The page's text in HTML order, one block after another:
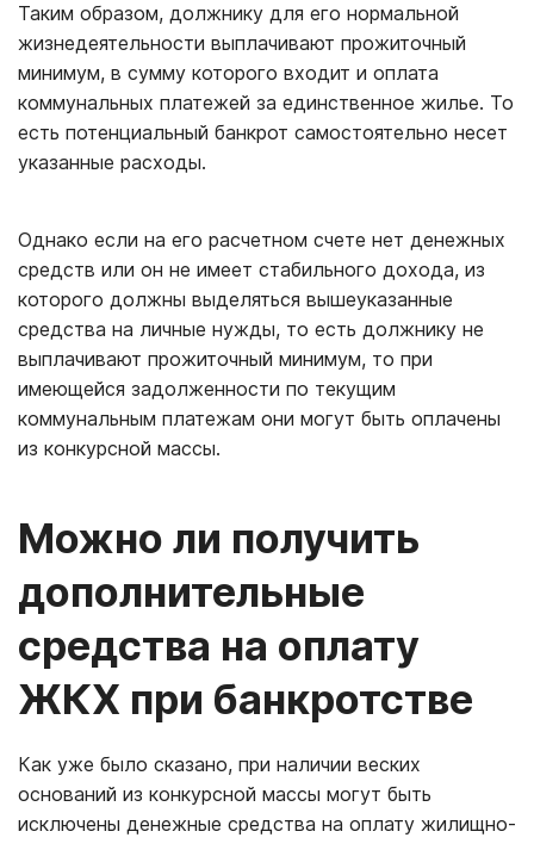
Таким образом, должнику для его нормальной
жизнедеятельности выплачивают прожиточный
минимум, в сумму которого входит и оплата
коммунальных платежей за единственное жилье. То
есть потенциальный банкрот самостоятельно несет
указанные расходы.
Однако если на его расчетном счете нет денежных
средств или он не имеет стабильного дохода, из
которого должны выделяться вышеуказанные
средства на личные нужды, то есть должнику не
выплачивают прожиточный минимум, то при
имеющейся задолженности по текущим
коммунальным платежам они могут быть оплачены
из конкурсной массы.
Можно ли получить
дополнительные
средства на оплату
ЖКХ при банкротстве
Как уже было сказано, при наличии веских
оснований из конкурсной массы могут быть
исключены денежные средства на оплату жилищно-